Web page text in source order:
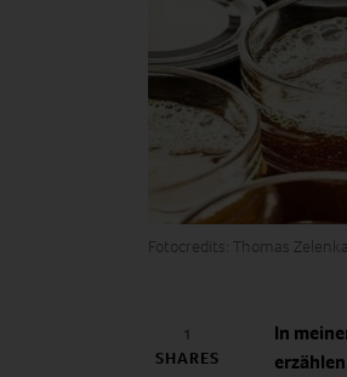
Fotocredits: Thomas Zelenka
1
SHARES
In